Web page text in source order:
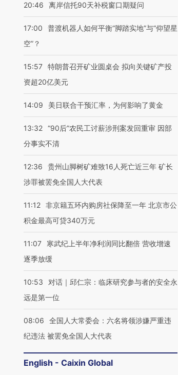
20:46 离岸信托90天补税窗口期疑问
17:00
普渡机器人如何平衡“脚踏实地”与“仰望星
空”？
15:57 特朗普召开矿业圆桌会 拟向关键矿产投
资超20亿美元
14:09 美日联合干预汇率，为何影响了黄金
13:32 “90后”农民工讨薪涉刑案发回重审 因部
分事实不清
12:36
贵州山脚树矿难致16人死亡近三年 矿长
涉罪被罢免全国人大代表
11:12 非京籍五环内购房社保降至一年 北京市公
积金最高可贷340万元
11:07
寒武纪上半年净利润同比翻倍 营收增速
逐季放缓
10:53
对话｜邱仁宗：临床研究参与者的安全永
远是第一位
08:06
全国人大常委会：六名将领涉嫌严重违
纪违法 被罢免全国人大代表
English - Caixin Global